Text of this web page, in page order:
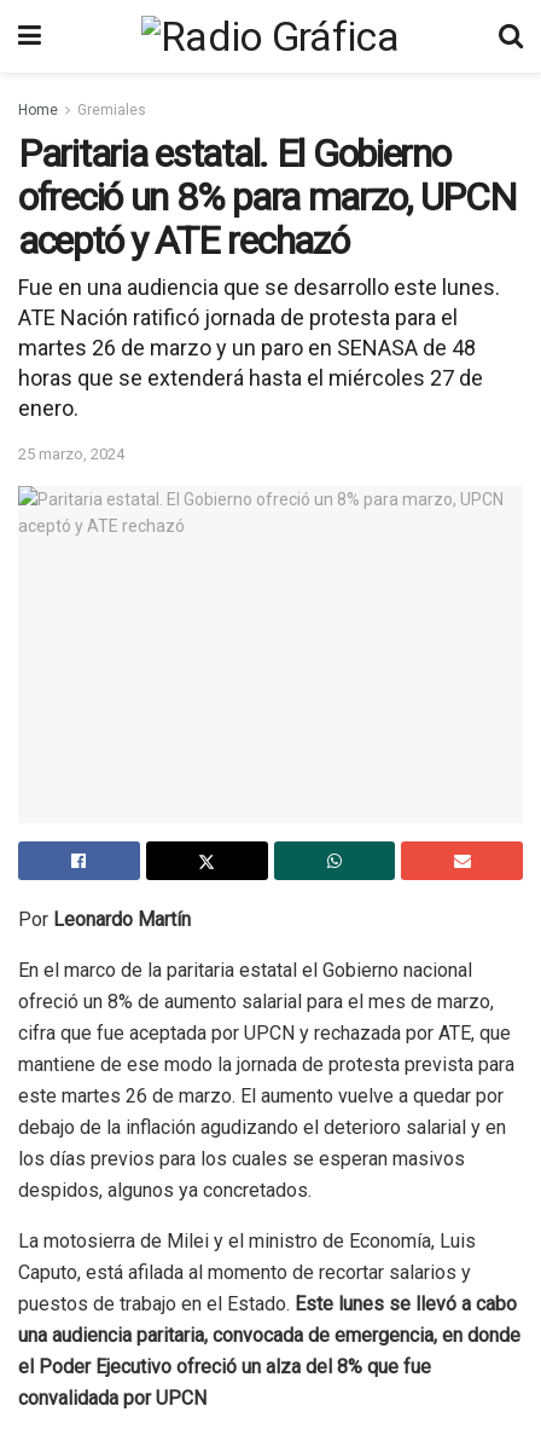
Home Gremiales
Paritaria estatal. El Gobierno
ofreció un 8% para marzo, UPCN
aceptó y ATE rechazó
Fue en una audiencia que se desarrollo este lunes.
ATE Nación ratificó jornada de protesta para el
martes 26 de marzo y un paro en SENASA de 48
horas que se extenderá hasta el miércoles 27 de
enero.
25 marzo, 2024
Por Leonardo Martín
En el marco de la paritaria estatal el Gobierno nacional
ofreció un 8% de aumento salarial para el mes de marzo,
cifra que fue aceptada por UPCN y rechazada por ATE, que
mantiene de ese modo la jornada de protesta prevista para
este martes 26 de marzo. El aumento vuelve a quedar por
debajo de la inflación agudizando el deterioro salarial y en
los días previos para los cuales se esperan masivos
despidos, algunos ya concretados.
La motosierra de Milei y el ministro de Economía, Luis
Caputo, está afilada al momento de recortar salarios y
puestos de trabajo en el Estado. Este lunes se llevó a cabo
una audiencia paritaria, convocada de emergencia, en donde
el Poder Ejecutivo ofreció un alza del 8% que fue
convalidada por UPCN